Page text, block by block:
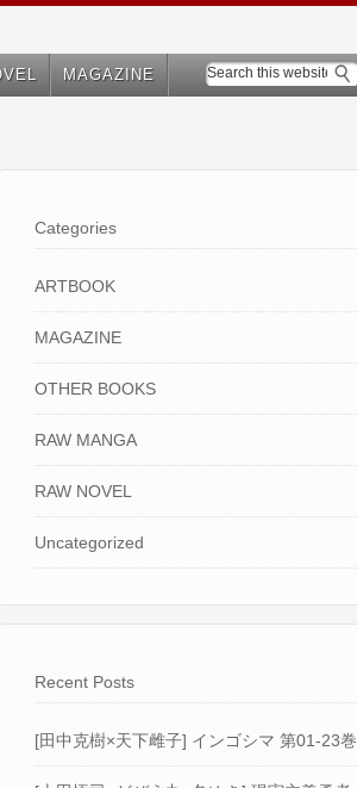
MAGAZINE
Categories
ARTBOOK
MAGAZINE
OTHER BOOKS
RAW MANGA
RAW NOVEL
Uncategorized
Recent Posts
[田中克樹×天下雌子] インゴシマ 第01-23巻